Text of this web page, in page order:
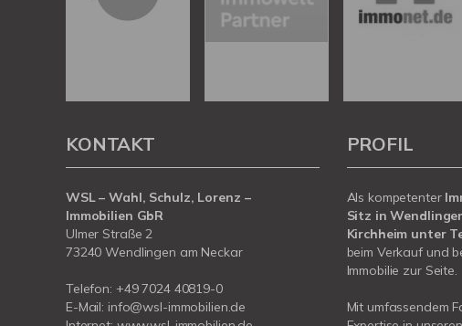
KONTAKT
WSL – Wahl, Schulz, Lorenz –
Immobilien GbR
Ulmer Straße 2
73240 Wendlingen am Neckar
Telefon: +49 7024 40819-0
E-Mail: info@wsl-immobilien.de
PROFIL
Als kompetenter
Sitz in
Kirchheim unter
beim Verkauf und
Immobilie zur Seite.
Mit umfassendem